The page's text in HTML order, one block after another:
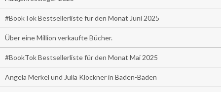
#BookTok Bestsellerliste für den Monat Juni 2025
Über eine Million verkaufte Bücher.
#BookTok Bestsellerliste für den Monat Mai 2025
Angela Merkel und Julia Klöckner in Baden-Baden